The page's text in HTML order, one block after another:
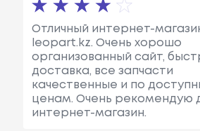
Отличный интернет-
leopart.kz. Очень хорошо
организованный сайт,
доставка, все запчасти
качественные и по
ценам. Очень рекомендую
интернет-магазин.